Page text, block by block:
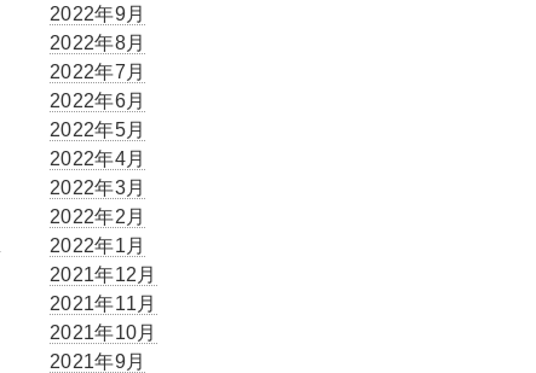
2022年9月
2022年8月
2022年7月
2022年6月
2022年5月
2022年4月
2022年3月
2022年2月
2022年1月
2021年12月
2021年11月
2021年10月
2021年9月